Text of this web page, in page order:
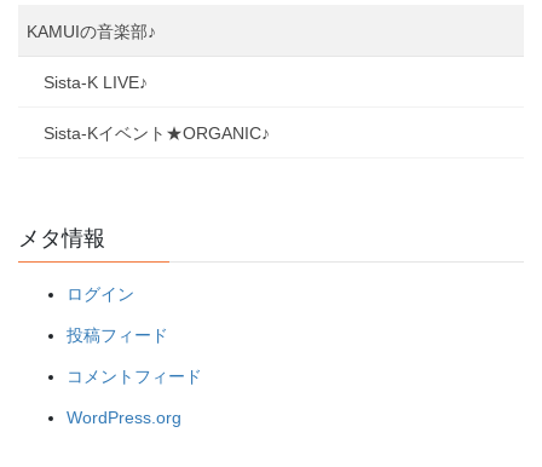
KAMUIの音楽部♪
Sista-K LIVE♪
Sista-Kイベント★ORGANIC♪
メタ情報
ログイン
投稿フィード
コメントフィード
WordPress.org